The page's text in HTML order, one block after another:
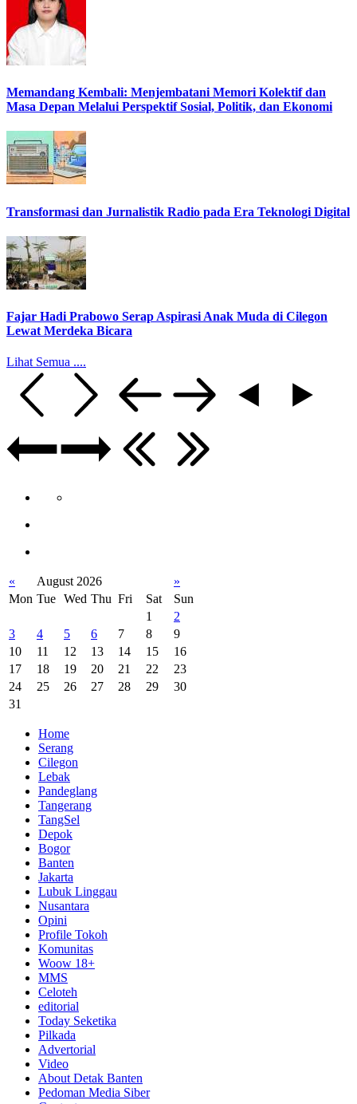
Memandang Kembali: Menjembatani Memori Kolektif dan
Masa Depan Melalui Perspektif Sosial, Politik, dan Ekonomi
Transformasi dan Jurnalistik Radio pada Era Teknologi Digital
Fajar Hadi Prabowo Serap Aspirasi Anak Muda di Cilegon
Lewat Merdeka Bicara
Lihat Semua ....
« August 2026
»
Mon Tue Wed Thu Fri Sat
Sun
1
2
3
4 5 6 7 8
9
10
11 12 13 14 15
16
17
18 19 20 21 22
23
24
25 26 27 28 29
30
31
Home
Serang
Cilegon
Lebak
Pandeglang
Tangerang
TangSel
Depok
Bogor
Banten
Jakarta
Lubuk Linggau
Nusantara
Opini
Profile Tokoh
Komunitas
Woow 18+
MMS
Celoteh
editorial
Today Seketika
Pilkada
Advertorial
Video
About Detak Banten
Pedoman Media Siber